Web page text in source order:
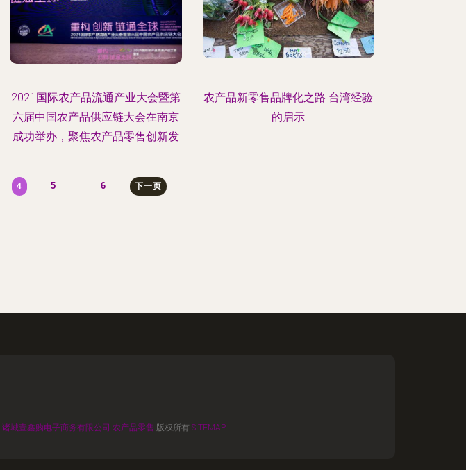
2021国际农产品流通产业大会暨第
六届中国农产品供应链大会在南京
成功举办，聚焦农产品零售创新发
农产品新零售品牌化之路 台湾经验
的启示
4 5 6 下一页
诸城壹鑫购电子商务有限公司 农产品零售 版权所有 SITEMAP